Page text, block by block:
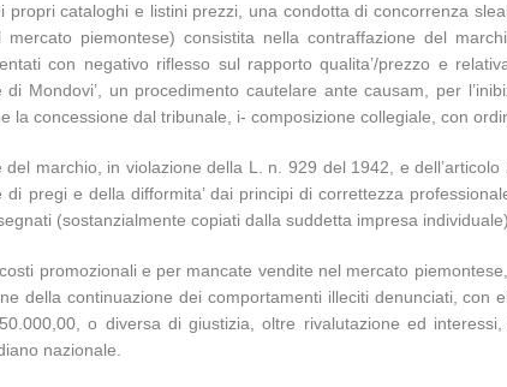
cataloghi e listini prezzi, una condotta di concorrenza
piemontese) consistita nella contraffazione del
con negativo riflesso sul rapporto qualita’/prezzo e
Mondovi’, un procedimento cautelare ante causam, per
concessione dal tribunale, i- composizione collegiale, con
marchio, in violazione della L. n. 929 del 1942, e
di pregi e della difformita’ dai principi di correttezza
(sostanzialmente copiati dalla suddetta impresa individuale).
promozionali e per mancate vendite nel mercato
della continuazione dei comportamenti illeciti denunciati,
o diversa di giustizia, oltre rivalutazione ed
nazionale.